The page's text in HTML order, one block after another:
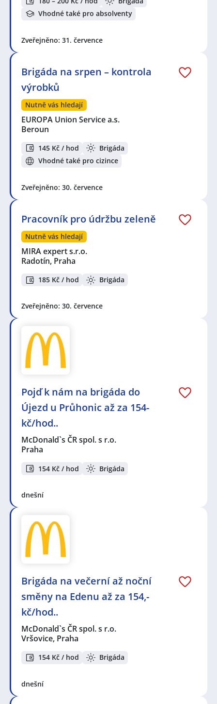
Vhodné také pro absolventy
Zveřejněno: 31. července
Brigáda na srpen – kontrola
výrobků
Nutně vás hledají
EUROPA Union Service a.s.
Beroun
145 Kč / hod
Brigáda
Vhodné také pro cizince
Zveřejněno: 30. července
Pracovník pro údržbu zeleně
Nutně vás hledají
MIRA expert s.r.o.
Radotín, Praha
185 Kč / hod Brigáda
Zveřejněno: 30. července
Pojď k nám na brigáda do
Újezd u Průhonic až za 154-
kč/hod..
McDonald`s ČR spol. s r.o.
Praha
154 Kč / hod Brigáda
dnešní
Brigáda na večerní až noční
směny na Edenu až za 154,-
kč/hod..
McDonald`s ČR spol. s r.o.
Vršovice, Praha
154 Kč / hod Brigáda
dnešní